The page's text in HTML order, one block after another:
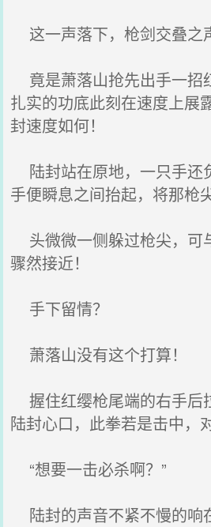
这一声落下，枪剑交叠之
竟是萧落山抢先出手一招
扎实的功底此刻在速度上展
封速度如何！
陆封站在原地，一只手还
手便瞬息之间抬起，将那枪
头微微一侧躲过枪尖，可
骤然接近！
手下留情？
萧落山没有这个打算！
握住红缨枪尾端的右手后
陆封心口，此拳若是击中，
“想要一击必杀啊？”
陆封的声音不紧不慢的响